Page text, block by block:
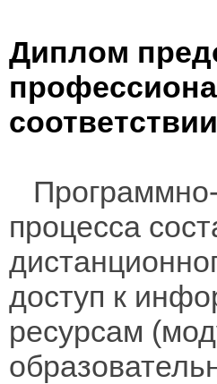
Диплом
Программно-
процесса
доступ к
ресурсам